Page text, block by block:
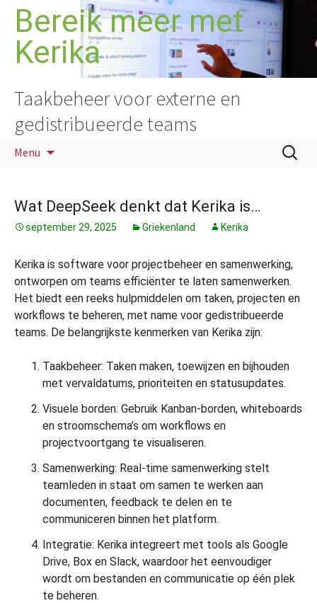
inhoud
Bereik meer met
Kerika
Taakbeheer voor externe en
gedistribueerde teams
Menu
Zoeken
naar:
Wat DeepSeek denkt dat Kerika is…
september 29, 2025 Griekenland Kerika
Kerika is software voor projectbeheer en samenwerking,
ontworpen om teams efficiënter te laten samenwerken.
Het biedt een reeks hulpmiddelen om taken, projecten en
workflows te beheren, met name voor gedistribueerde
teams. De belangrijkste kenmerken van Kerika zijn:
Taakbeheer: Taken maken, toewijzen en bijhouden
met vervaldatums, prioriteiten en statusupdates.
Visuele borden: Gebruik Kanban-borden, whiteboards
en stroomschema’s om workflows en
projectvoortgang te visualiseren.
Samenwerking: Real-time samenwerking stelt
teamleden in staat om samen te werken aan
documenten, feedback te delen en te
communiceren binnen het platform.
Integratie: Kerika integreert met tools als Google
Drive, Box en Slack, waardoor het eenvoudiger
wordt om bestanden en communicatie op één plek
te beheren.